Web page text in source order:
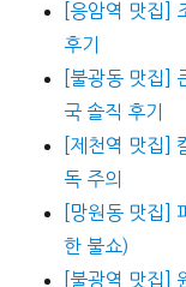
[응암역 맛집]
후기
[불광동 맛집]
국 솔직 후기
[제천역 맛집]
독 주의
[망원동 맛집]
한 불쇼)
[불광역 맛집]